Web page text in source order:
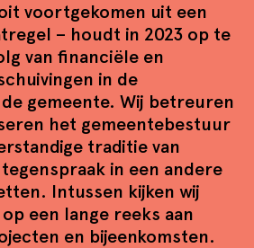
voortgekomen uit een
– houdt in 2023 op te
van financiële en
in de
gemeente. Wij betreuren
het gemeentebestuur
traditie van
in een andere
Intussen kijken wij
een lange reeks aan
en bijeenkomsten.